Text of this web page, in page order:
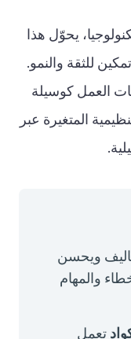
يحوّل هذا
للثقة والنمو.
العمل كوسيلة
المتغيرة عبر
ويحسن
والمهام
تعمل